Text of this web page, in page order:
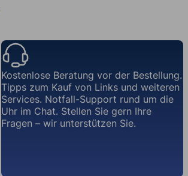
Kostenlose Beratung vor der Bestellung.
Tipps zum Kauf von Links und weiteren
Services. Notfall-Support rund um die
Uhr im Chat. Stellen Sie gern Ihre
Fragen – wir unterstützen Sie.